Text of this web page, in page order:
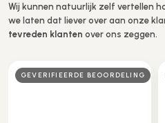
Wij kunnen natuurlijk zelf vertellen
we laten dat liever over aan onze
tevreden klanten over ons zeggen.
GEVERIFIEERDE BEOORDELING